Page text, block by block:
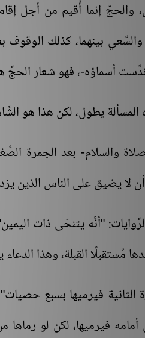
والحجّ إنما أُقيم من أجل
والسَّعي بينهما، كذلك الوقوف
أسماؤه-، فهو شعار الحجِّ
المسألة يطول، لكن هذا هو
والسلام- بعد الجمرة
لا يضيق على الناس الذين
"أنَّه يتنحّى ذات
مُستقبلًا القبلة، وهذا
الثانية فيرميها بسبع
أمامه فيرميها، لكن لو